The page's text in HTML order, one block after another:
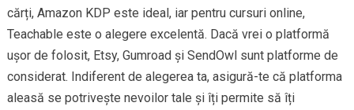
cărți, Amazon KDP este ideal, iar pentru cursuri online,
Teachable este o alegere excelentă. Dacă vrei o platformă
ușor de folosit, Etsy, Gumroad și SendOwl sunt platforme de
considerat. Indiferent de alegerea ta, asigură-te că platforma
aleasă se potrivește nevoilor tale și îți permite să îți